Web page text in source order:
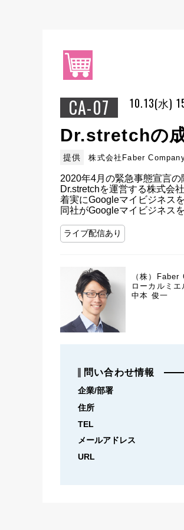
CA-07 10.13(水)
Dr.stretchの
提供 株式会社Faber
2020年4月の緊急事態宣言
Dr.stretchを運営する株式会
着実にGoogleマイビジネス
同社がGoogleマイビジネス
ライブ配信あり
（株）
ローカルミ
中本 俊一
問い合わせ情報
企業/部署
住所
TEL
メールアドレス
URL